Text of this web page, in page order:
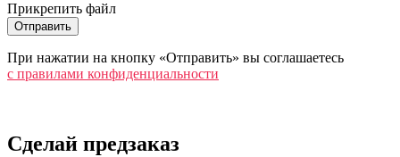
Прикрепить файл
Отправить
При нажатии на кнопку «Отправить» вы соглашаетесь
c правилами конфиденциальности
Сделай предзаказ